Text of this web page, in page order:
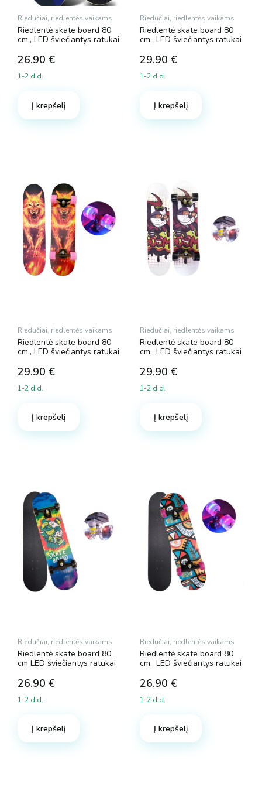
Riedučiai, riedlentės vaikams
Riedlentė skate board 80
cm., LED šviečiantys ratukai
26.90 €
1-2 d.d.
Į krepšelį
Riedučiai, riedlentės vaikams
Riedlentė skate board 80
cm., LED šviečiantys ratukai
29.90 €
1-2 d.d.
Į krepšelį
Riedučiai, riedlentės vaikams
Riedlentė skate board 80
cm., LED šviečiantys ratukai
29.90 €
1-2 d.d.
Į krepšelį
Riedučiai, riedlentės vaikams
Riedlentė skate board 80
cm., LED šviečiantys ratukai
29.90 €
1-2 d.d.
Į krepšelį
Riedučiai, riedlentės vaikams
Riedlentė skate board 80
cm LED šviečiantys ratukai
26.90 €
1-2 d.d.
Į krepšelį
Riedučiai, riedlentės vaikams
Riedlentė skate board 80
cm., LED šviečiantys ratukai
26.90 €
1-2 d.d.
Į krepšelį